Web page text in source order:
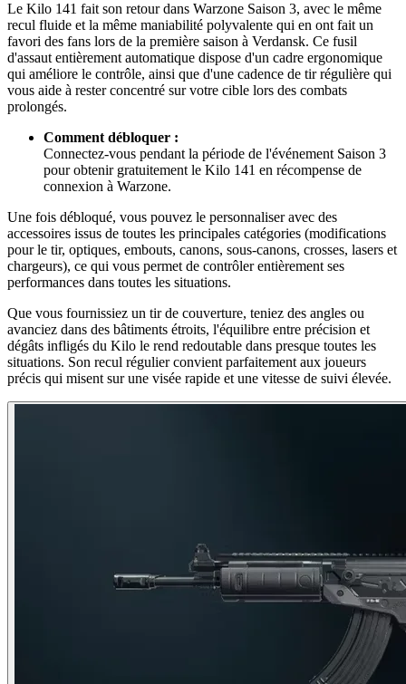
Le Kilo 141 fait son retour dans Warzone Saison 3, avec le même
recul fluide et la même maniabilité polyvalente qui en ont fait un
favori des fans lors de la première saison à Verdansk. Ce fusil
d'assaut entièrement automatique dispose d'un cadre ergonomique
qui améliore le contrôle, ainsi que d'une cadence de tir régulière qui
vous aide à rester concentré sur votre cible lors des combats
prolongés.
Comment débloquer :
Connectez-vous pendant la période de l'événement Saison 3
pour obtenir gratuitement le Kilo 141 en récompense de
connexion à Warzone.
Une fois débloqué, vous pouvez le personnaliser avec des
accessoires issus de toutes les principales catégories (modifications
pour le tir, optiques, embouts, canons, sous-canons, crosses, lasers et
chargeurs), ce qui vous permet de contrôler entièrement ses
performances dans toutes les situations.
Que vous fournissiez un tir de couverture, teniez des angles ou
avanciez dans des bâtiments étroits, l'équilibre entre précision et
dégâts infligés du Kilo le rend redoutable dans presque toutes les
situations. Son recul régulier convient parfaitement aux joueurs
précis qui misent sur une visée rapide et une vitesse de suivi élevée.